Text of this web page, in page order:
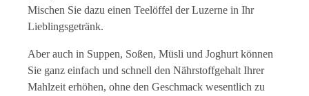
Mischen Sie dazu einen Teelöffel der Luzerne in Ihr
Lieblingsgetränk.
Aber auch in Suppen, Soßen, Müsli und Joghurt können
Sie ganz einfach und schnell den Nährstoffgehalt Ihrer
Mahlzeit erhöhen, ohne den Geschmack wesentlich zu